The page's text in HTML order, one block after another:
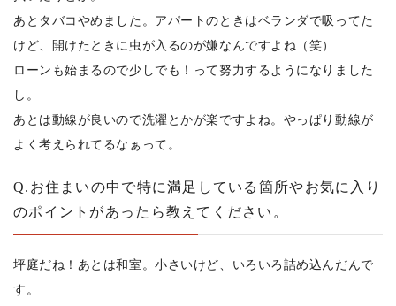
あとタバコやめました。アパートのときはベランダで吸ってた
けど、開けたときに虫が入るのが嫌なんですよね（笑）
ローンも始まるので少しでも！って努力するようになりました
し。
あとは動線が良いので洗濯とかが楽ですよね。やっぱり動線が
よく考えられてるなぁって。
Q.お住まいの中で特に満足している箇所やお気に入り
のポイントがあったら教えてください。
坪庭だね！あとは和室。小さいけど、いろいろ詰め込んだんで
す。